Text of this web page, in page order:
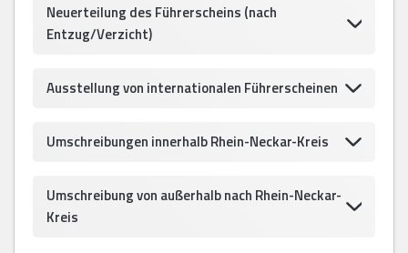
Neuerteilung des Führerscheins (nach
Entzug/Verzicht)
Ausstellung von internationalen Führerscheinen
Umschreibungen innerhalb Rhein-Neckar-Kreis
Umschreibung von außerhalb nach Rhein-Neckar-
Kreis